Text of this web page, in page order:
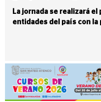
La jornada se realizará
entidades del país con la